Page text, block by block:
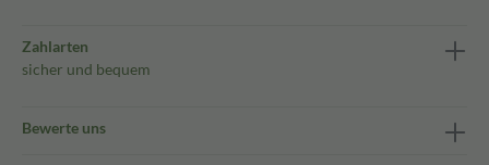
Zahlarten
sicher und bequem
Bewerte uns